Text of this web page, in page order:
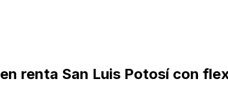
renta San Luis Potosí con